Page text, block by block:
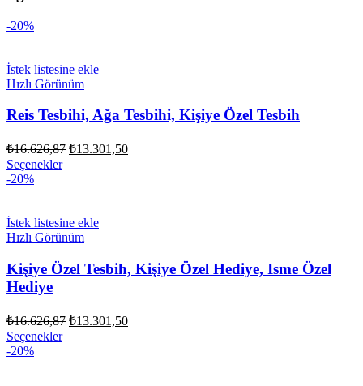
-20%
İstek listesine ekle
Hızlı Görünüm
Reis Tesbihi, Ağa Tesbihi, Kişiye Özel Tesbih
₺16.626,87 Orijinal
₺13.301,50Şu
Seçenekler
-20%
İstek listesine ekle
Hızlı Görünüm
Kişiye Özel Tesbih, Kişiye Özel Hediye, Isme Özel
Hediye
₺16.626,87 Orijinal
₺13.301,50Şu
Seçenekler
-20%